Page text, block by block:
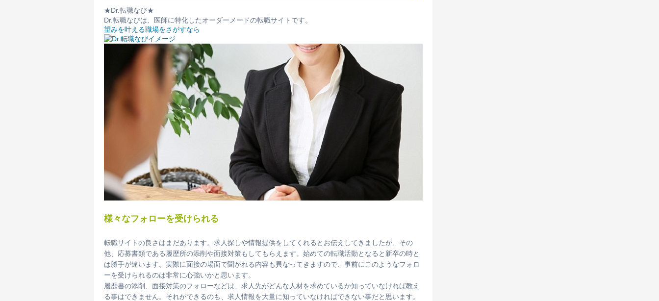
★Dr.転職なび★
Dr.転職なびは、医師に特化したオーダーメードの転職サイトです。
望みを叶える職場をさがすなら
様々なフォローを受けられる
転職サイトの良さはまだあります。求人探しや情報提供をしてくれるとお伝えしてきましたが、その
他、応募書類である履歴所の添削や面接対策もしてもらえます。始めての転職活動となると新卒の時と
は勝手が違います。実際に面接の場面で聞かれる内容も異なってきますので、事前にこのようなフォロ
ーを受けられるのは非常に心強いかと思います。
履歴書の添削、面接対策のフォローなどは、求人先がどんな人材を求めているか知っていなければ教え
る事はできません。それができるのも、求人情報を大量に知っていなければできない事だと思います。